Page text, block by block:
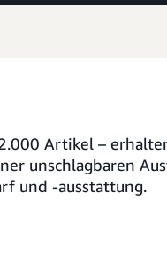
Artikel –
unschlagbaren
und -ausstattung.